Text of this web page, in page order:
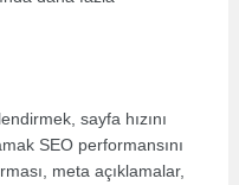
sayfa hızını
SEO performansını
meta açıklamalar,